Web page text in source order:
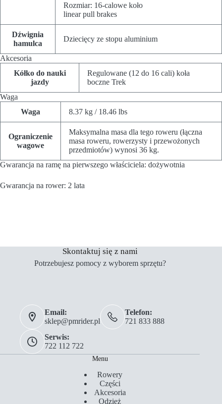
Rozmiar: 16-calowe koło
linear pull brakes
Dźwignia
hamulca
Dziecięcy ze stopu aluminium
Akcesoria
Kółko do nauki
jazdy
Regulowane (12 do 16 cali) koła
boczne Trek
Waga
Waga
8.37 kg / 18.46 lbs
Ograniczenie
wagowe
Maksymalna masa dla tego roweru (łączna
masa roweru, rowerzysty i przewożonych
przedmiotów) wynosi 36 kg.
Gwarancja na ramę na pierwszego właściciela: dożywotnia
Gwarancja na rower: 2 lata
Skontaktuj się z nami
Potrzebujesz pomocy z wyborem sprzętu?
Email:
sklep@pmrider.pl
Telefon:
721 833 888
Serwis:
722 112 722
Menu
Rowery
Części
Akcesoria
Odzież